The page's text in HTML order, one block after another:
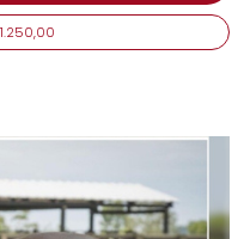
1.250,00